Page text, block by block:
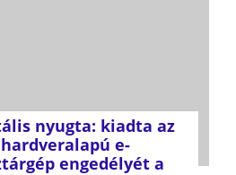
nyugta: kiadta az
e-
engedélyét a